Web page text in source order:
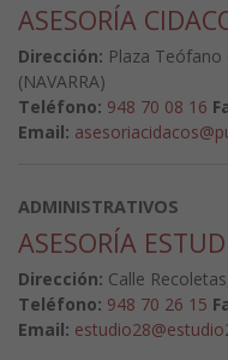
ASESORÍA
Dirección: Plaza Teófano
(NAVARRA)
Teléfono: 948 70 08 16
Email:
ADMINISTRATIVOS
ASESORÍA
Dirección: Calle
Teléfono: 948 70 26 15
Email: